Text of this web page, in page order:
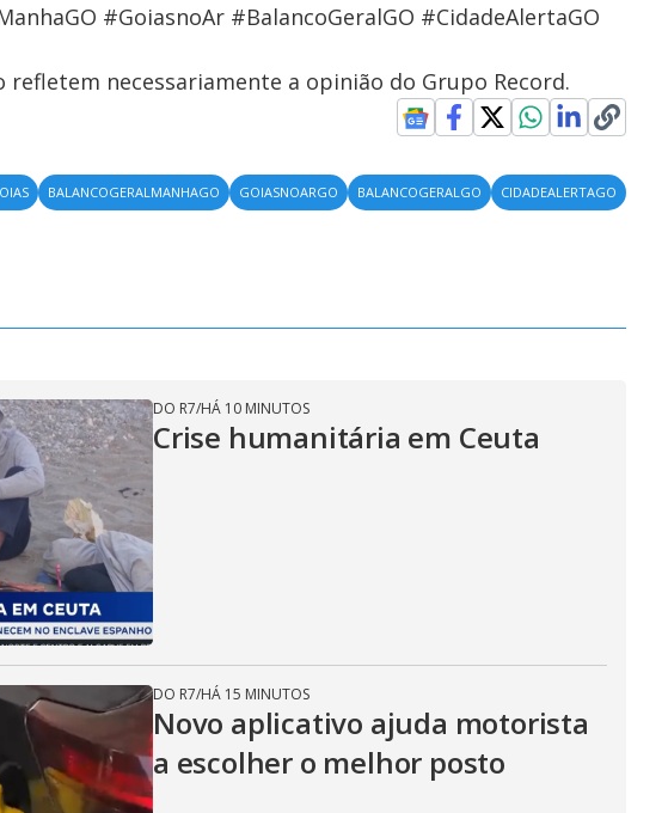
#GoiasnoAr #BalancoGeralGO #CidadeAlertaGO
necessariamente a opinião do Grupo Record.
BALANCOGERALMANHAGO GOIASNOARGO BALANCOGERALGO
CIDADEALERTAGO
DO R7/HÁ 10 MINUTOS
Crise humanitária em Ceuta
DO R7/HÁ 15 MINUTOS
Novo aplicativo ajuda motorista
a escolher o melhor posto